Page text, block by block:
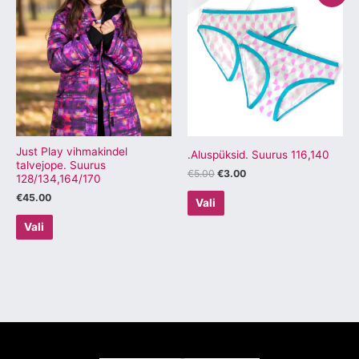
Just Play vihmakindel
talvejope. Suurus
128/134,164/170
€45.00
Vali
tootel
on
mitu
varianti.
Valikuid
saab
teha
tootelehel.
.Aluspüksid. Suurus 116,140
€5.00
oli:
€5.00.
€3.00
on:
€3.00.
Vali
tootel
on
mitu
varianti.
Valikuid
saab
tootelehel.